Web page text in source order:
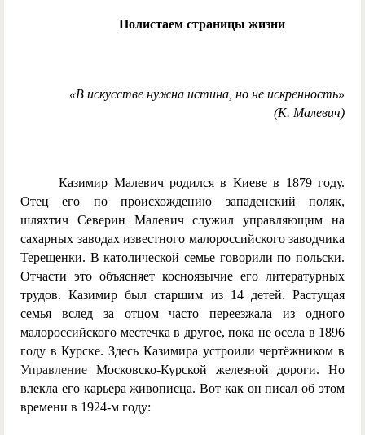
Полистаем страницы жизни
«В искусстве нужна истина, но не искренность»
(К. Малевич)
Казимир Малевич родился в Киеве в 1879 году.
Отец его по происхождению западенский поляк,
шляхтич Северин Малевич служил управляющим на
сахарных заводах известного малороссийского заводчика
Терещенки. В католической семье говорили по польски.
Отчасти это объясняет косноязычие его литературных
трудов. Казимир был старшим из 14 детей. Растущая
семья вслед за отцом часто переезжала из одного
малороссийского местечка в другое, пока не осела в 1896
году в Курске. Здесь Казимира устроили чертёжником в
Управление Московско-Курской железной дороги. Но
влекла его карьера живописца. Вот как он писал об этом
времени в 1924-м году: